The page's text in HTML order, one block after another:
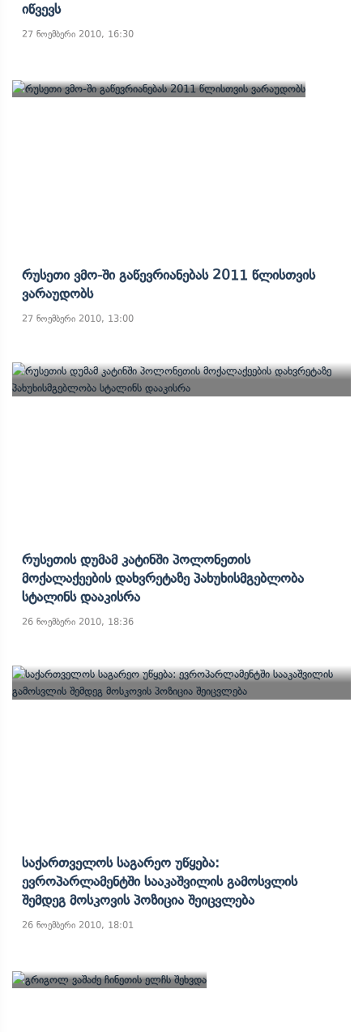
Იწვევს
27 ნოემბერი 2010, 16:30
Რუსეთი Ვმო-Ში Გაწევრიანებას 2011 Წლისთვის
Ვარაუდობს
27 ნოემბერი 2010, 13:00
Რუსეთის Დუმამ Კატინში Პოლონეთის
Მოქალაქეების Დახვრეტაზე Პახუხისმგებლობა
Სტალინს Დააკისრა
26 ნოემბერი 2010, 18:36
Საქართველოს Საგარეო Უწყება:
Ევროპარლამენტში Სააკაშვილის Გამოსვლის
Შემდეგ Მოსკოვის Პოზიცია Შეიცვლება
26 ნოემბერი 2010, 18:01